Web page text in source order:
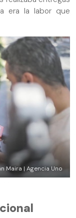
era la labor que
Maira | Agencia Uno